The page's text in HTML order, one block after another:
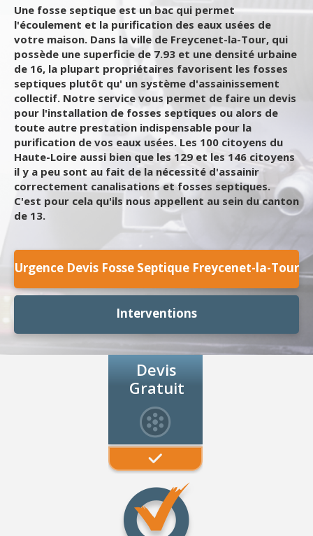
Une fosse septique est un bac qui permet
l'écoulement et la purification des eaux usées de
votre maison. Dans la ville de Freycenet-la-Tour, qui
possède une superficie de 7.93 et une densité urbaine
de 16, la plupart propriétaires favorisent les fosses
septiques plutôt qu' un système d'assainissement
collectif. Notre service vous permet de faire un devis
pour l'installation de fosses septiques ou alors de
toute autre prestation indispensable pour la
purification de vos eaux usées. Les 100 citoyens du
Haute-Loire aussi bien que les 129 et les 146 citoyens
il y a peu sont au fait de la nécessité d'assainir
correctement canalisations et fosses septiques.
C'est pour cela qu'ils nous appellent au sein du canton
de 13.
Urgence Devis Fosse Septique Freycenet-la-Tour
Interventions
Devis
Gratuit